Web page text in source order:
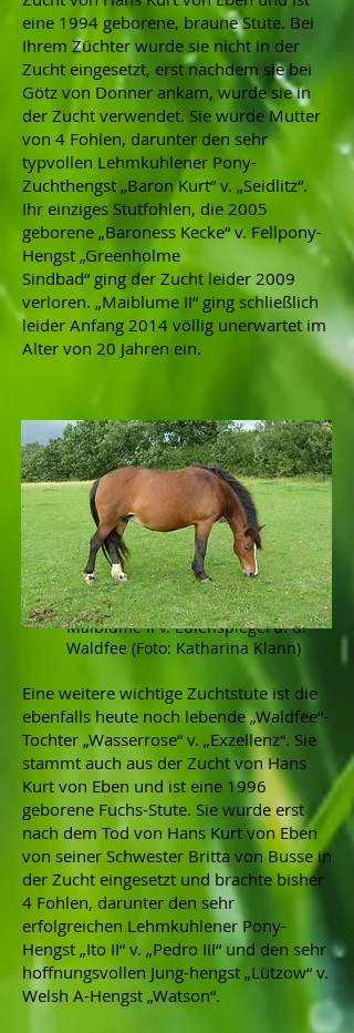
eine 1994 geborene, braune Stute. Bei
Ihrem Züchter wurde sie nicht in der
Zucht eingesetzt, erst nachdem sie bei
Götz von Donner ankam, wurde sie in
der Zucht verwendet. Sie wurde Mutter
von 4 Fohlen, darunter den sehr
typvollen Lehmkuhlener Pony-
Zuchthengst „Baron Kurt“ v. „Seidlitz“.
Ihr einziges Stutfohlen, die 2005
geborene „Baroness Kecke“ v. Fellpony-
Hengst „Greenholme
Sindbad“ ging der Zucht leider 2009
verloren. „Maiblume II“ ging schließlich
leider Anfang 2014 völlig unerwartet im
Alter von 20 Jahren ein.
Maiblume II v. Eulenspiegel a. d.
Waldfee (Foto: Katharina Klann)
Eine weitere wichtige Zuchtstute ist die
ebenfalls heute noch lebende „Waldfee“-
Tochter „Wasserrose“ v. „Exzellenz“. Sie
stammt auch aus der Zucht von Hans
Kurt von Eben und ist eine 1996
geborene Fuchs-Stute. Sie wurde erst
nach dem Tod von Hans Kurt von Eben
von seiner Schwester Britta von Busse in
der Zucht eingesetzt und brachte bisher
4 Fohlen, darunter den sehr
erfolgreichen Lehmkuhlener Pony-
Hengst „Ito II“ v. „Pedro III“ und den sehr
hoffnungsvollen Jung-hengst „Lützow“ v.
Welsh A-Hengst „Watson“.